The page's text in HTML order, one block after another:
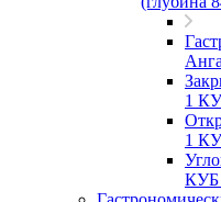
1
1
КУБ